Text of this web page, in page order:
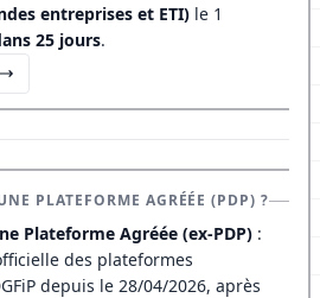
entreprises et ETI) le 1
25 jours.
PLATEFORME AGRÉÉE (PDP) ?
Plateforme Agréée (ex-PDP) :
des plateformes
depuis le 28/04/2026, après